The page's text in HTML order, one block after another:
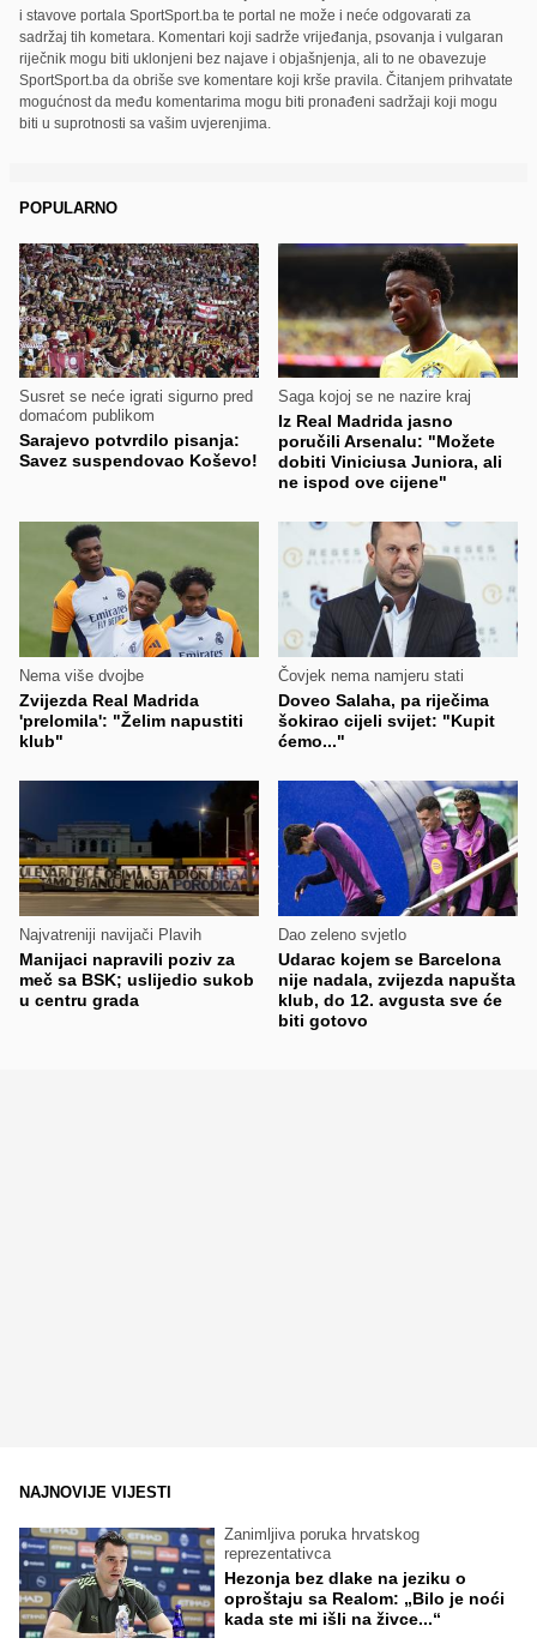
i stavove portala SportSport.ba te portal ne može i neće odgovarati za
sadržaj tih kometara. Komentari koji sadrže vrijeđanja, psovanja i vulgaran
riječnik mogu biti uklonjeni bez najave i objašnjenja, ali to ne obavezuje
SportSport.ba da obriše sve komentare koji krše pravila. Čitanjem prihvatate
mogućnost da među komentarima mogu biti pronađeni sadržaji koji mogu
biti u suprotnosti sa vašim uvjerenjima.
POPULARNO
Susret se neće igrati sigurno pred
domaćom publikom
Sarajevo potvrdilo pisanja:
Savez suspendovao Koševo!
Saga kojoj se ne nazire kraj
Iz Real Madrida jasno
poručili Arsenalu: "Možete
dobiti Viniciusa Juniora, ali
ne ispod ove cijene"
Nema više dvojbe
Zvijezda Real Madrida
'prelomila': "Želim napustiti
klub"
Čovjek nema namjeru stati
Doveo Salaha, pa riječima
šokirao cijeli svijet: "Kupit
ćemo..."
Najvatreniji navijači Plavih
Manijaci napravili poziv za
meč sa BSK; uslijedio sukob
u centru grada
Dao zeleno svjetlo
Udarac kojem se Barcelona
nije nadala, zvijezda napušta
klub, do 12. avgusta sve će
biti gotovo
NAJNOVIJE VIJESTI
Zanimljiva poruka hrvatskog
reprezentativca
Hezonja bez dlake na jeziku o
oproštaju sa Realom: „Bilo je noći
kada ste mi išli na živce...“